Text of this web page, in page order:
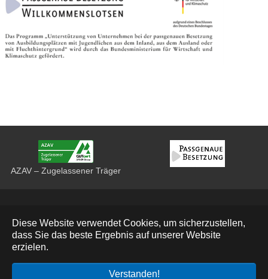
Diese Website verwendet Cookies, um sicherzustellen,
dass Sie das beste Ergebnis auf unserer Website
erzielen.
Verstanden!
AZAV – Zugelassener Träger
Impressum
Deutsch
© 2026 Bau Bildung Sachsen e. V.